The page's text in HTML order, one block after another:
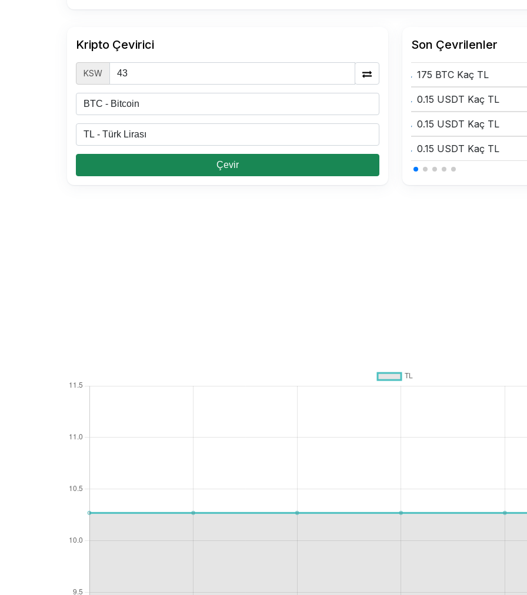
Kripto Çevirici
KSW
Çevir
Son Çevrilenler
175 BTC Kaç TL
0.15 USDT Kaç TL
0.15 USDT Kaç TL
0.15 USDT Kaç TL